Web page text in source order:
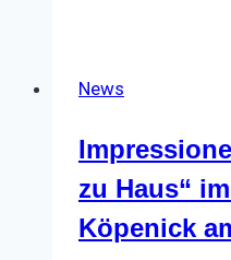
News
zu Haus“
Köpenick